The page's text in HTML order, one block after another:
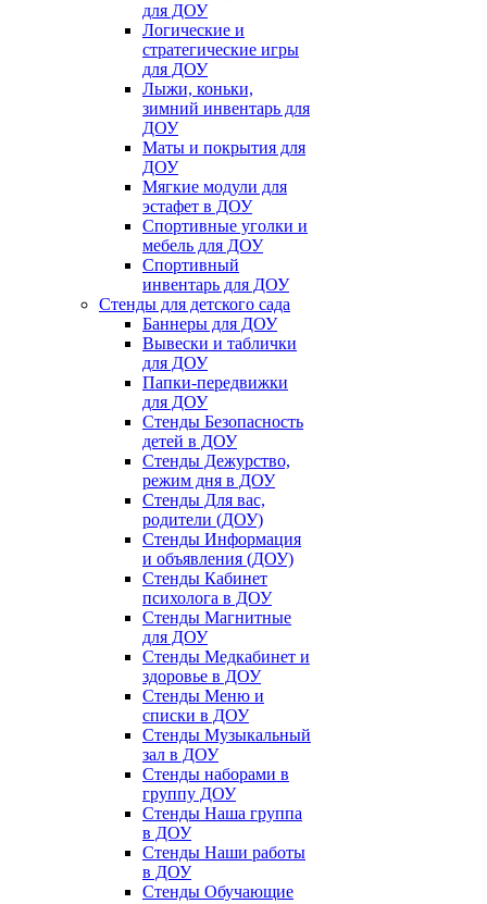
для ДОУ
Логические и
стратегические игры
для ДОУ
Лыжи, коньки,
зимний инвентарь для
ДОУ
Маты и покрытия для
ДОУ
Мягкие модули для
эстафет в ДОУ
Спортивные уголки и
мебель для ДОУ
Спортивный
инвентарь для ДОУ
Стенды для детского сада
Баннеры для ДОУ
Вывески и таблички
для ДОУ
Папки-передвижки
для ДОУ
Стенды Безопасность
детей в ДОУ
Стенды Дежурство,
режим дня в ДОУ
Стенды Для вас,
родители (ДОУ)
Стенды Информация
и объявления (ДОУ)
Стенды Кабинет
психолога в ДОУ
Стенды Магнитные
для ДОУ
Стенды Медкабинет и
здоровье в ДОУ
Стенды Меню и
списки в ДОУ
Стенды Музыкальный
зал в ДОУ
Стенды наборами в
группу ДОУ
Стенды Наша группа
в ДОУ
Стенды Наши работы
в ДОУ
Стенды Обучающие